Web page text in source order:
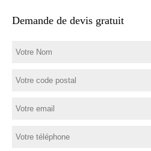
Demande de devis gratuit